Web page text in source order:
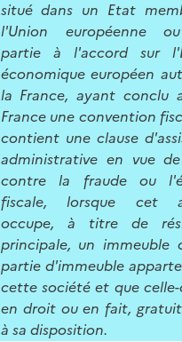
situé dans un Etat
l'Union européenne
partie à l'accord sur
économique européen
la France, ayant conclu
France une convention
contient une clause
administrative en vue
contre la fraude ou
fiscale, lorsque cet
occupe, à titre de
principale, un immeuble
partie d'immeuble
cette société et que
en droit ou en fait,
à sa disposition.